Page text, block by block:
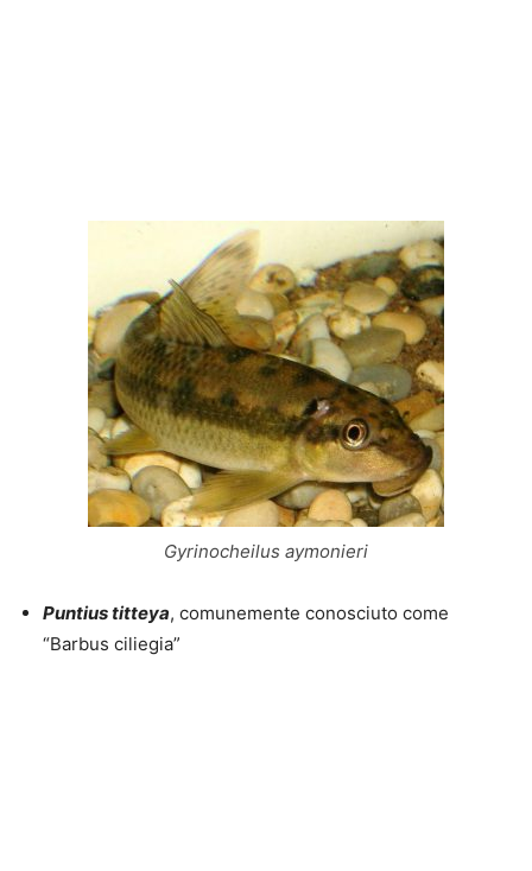
Gyrinocheilus aymonieri
Puntius titteya, comunemente conosciuto come
“Barbus ciliegia”